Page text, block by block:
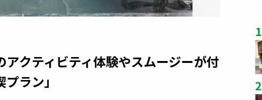
クティビティ体験やスムージーが付
ラン」
1
2